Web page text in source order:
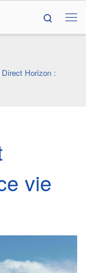
Search
Horizon :
vie